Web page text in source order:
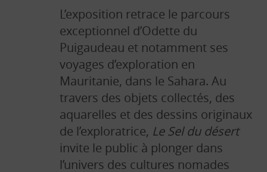
L’exposition retrace le parcours
exceptionnel d’Odette du
Puigaudeau et notamment ses
voyages d’exploration en
Mauritanie, dans le Sahara. Au
travers des objets collectés, des
aquarelles et des dessins originaux
de l’exploratrice, Le Sel du désert
invite le public à plonger dans
l’univers des cultures nomades